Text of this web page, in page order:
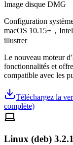
Image disque DMG
Configuration
macOS 10.15+，
illustrer
Le nouveau moteur
fonctionnalités et
compatible avec les
Téléchargez la
complète)
Linux (deb) 3.2.1